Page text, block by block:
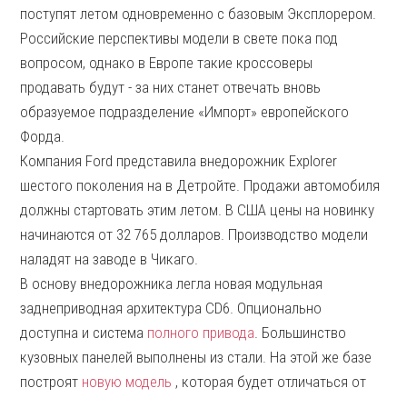
поступят летом одновременно с базовым Эксплорером.
Российские перспективы модели в свете пока под
вопросом, однако в Европе такие кроссоверы
продавать будут - за них станет отвечать вновь
образуемое подразделение «Импорт» европейского
Форда.
Компания Ford представила внедорожник Explorer
шестого поколения на в Детройте. Продажи автомобиля
должны стартовать этим летом. В США цены на новинку
начинаются от 32 765 долларов. Производство модели
наладят на заводе в Чикаго.
В основу внедорожника легла новая модульная
заднеприводная архитектура CD6. Опционально
доступна и система полного привода. Большинство
кузовных панелей выполнены из стали. На этой же базе
построят новую модель , которая будет отличаться от